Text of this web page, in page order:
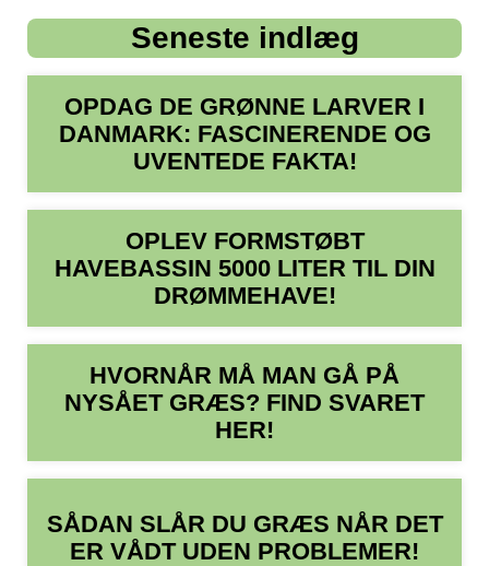
Seneste indlæg
OPDAG DE GRØNNE LARVER I
DANMARK: FASCINERENDE OG
UVENTEDE FAKTA!
OPLEV FORMSTØBT
HAVEBASSIN 5000 LITER TIL DIN
DRØMMEHAVE!
HVORNÅR MÅ MAN GÅ PÅ
NYSÅET GRÆS? FIND SVARET
HER!
SÅDAN SLÅR DU GRÆS NÅR DET
ER VÅDT UDEN PROBLEMER!